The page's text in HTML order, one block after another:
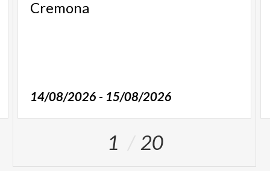
Cremona
14/08/2026 - 15/08/2026
1 20